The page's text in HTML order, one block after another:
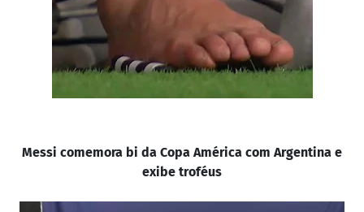
Messi comemora bi da Copa América com Argentina e
exibe troféus